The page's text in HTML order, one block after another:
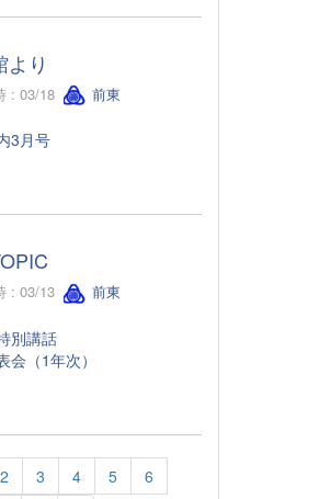
より
: 03/18 前東
3月号
: 03/13 前東
別講話
会（1年次）
2 3 4 5
6